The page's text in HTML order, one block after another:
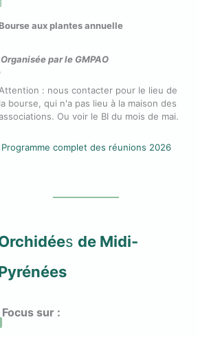
n
Bourse aux plantes annuelle
Organisée par le GMPAO
Attention : nous contacter pour le lieu de
la bourse, qui n'a pas lieu à la maison des
Ou voir le BI du mois de mai.
Programme complet des réunions 2026
s de Midi-
Focus sur :